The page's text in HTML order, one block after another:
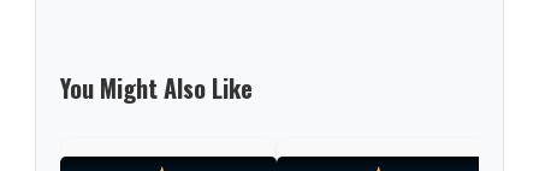
You Might Also Like